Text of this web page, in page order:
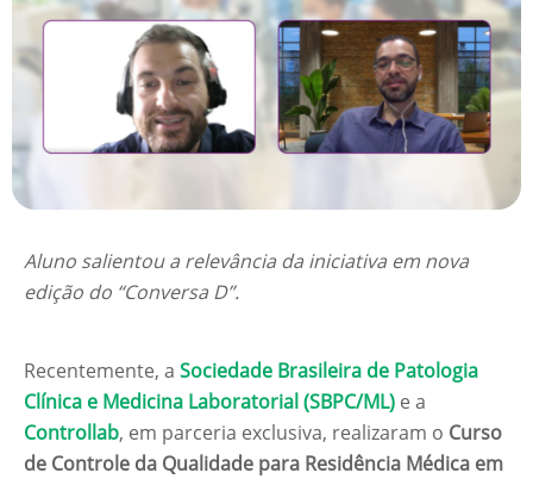
Aluno salientou a relevância da iniciativa em nova
edição do “Conversa D”.
Recentemente, a Sociedade Brasileira de Patologia
Clínica e Medicina Laboratorial (SBPC/ML) e a
Controllab, em parceria exclusiva, realizaram o Curso
de Controle da Qualidade para Residência Médica em